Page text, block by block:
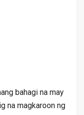
bahagi na may
na magkaroon ng